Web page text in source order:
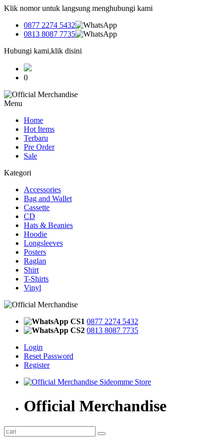
Klik nomor untuk langsung menghubungi kami
0877 2274 5432
0813 8087 7735
Hubungi kami,klik disini
0
Menu
Home
Hot Items
Terbaru
Pre Order
Sale
Kategori
Accessories
Bag and Wallet
Cassette
CD
Hats & Beanies
Hoodie
Longsleeves
Posters
Raglan
Shirt
T-Shirts
Vinyl
CS1 0877 2274 5432
CS2 0813 8087 7735
Login
Reset Password
Register
Official Merchandise